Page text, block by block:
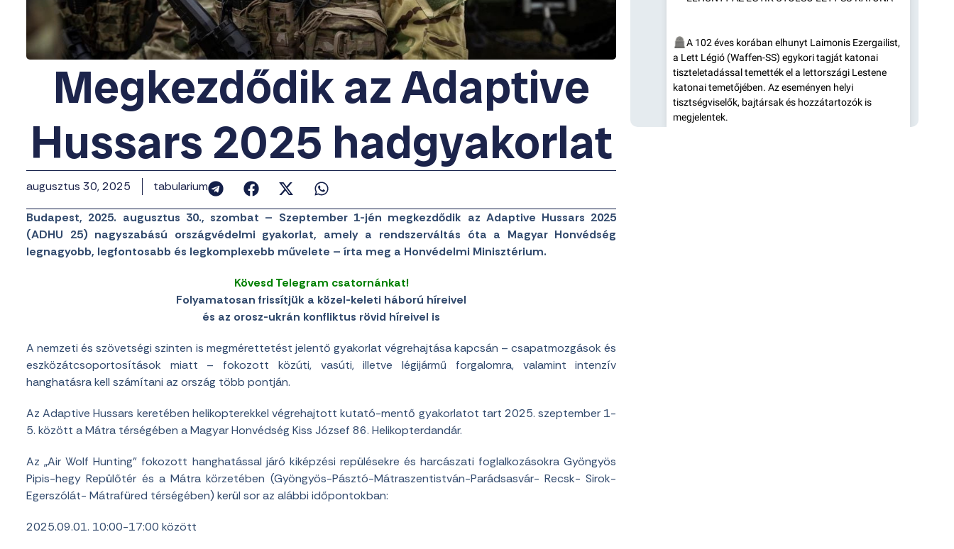
Megkezdődik az Adaptive
Hussars 2025 hadgyakorlat
augusztus 30, 2025 tabularium
Budapest, 2025. augusztus 30., szombat – Szeptember 1-jén megkezdődik az Adaptive Hussars 2025
(ADHU 25) nagyszabású országvédelmi gyakorlat, amely a rendszerváltás óta a Magyar Honvédség
legnagyobb, legfontosabb és legkomplexebb művelete – írta meg a Honvédelmi Minisztérium.
Kövesd Telegram csatornánkat!
Folyamatosan frissítjük a közel-keleti háború híreivel
és az orosz-ukrán konfliktus rövid híreivel is
A nemzeti és szövetségi szinten is megmérettetést jelentő gyakorlat végrehajtása kapcsán – csapatmozgások és
eszközátcsoportosítások miatt – fokozott közúti, vasúti, illetve légijármű forgalomra, valamint intenzív
hanghatásra kell számítani az ország több pontján.
Az Adaptive Hussars keretében helikopterekkel végrehajtott kutató-mentő gyakorlatot tart 2025. szeptember 1-
5. között a Mátra térségében a Magyar Honvédség Kiss József 86. Helikopterdandár.
Az „Air Wolf Hunting” fokozott hanghatással járó kiképzési repülésekre és harcászati foglalkozásokra Gyöngyös
Pipis-hegy Repülőtér és a Mátra körzetében (Gyöngyös-Pásztó-Mátraszentistván-Parádsasvár- Recsk- Sirok-
Egerszólát- Mátrafüred térségében) kerül sor az alábbi időpontokban:
2025.09.01. 10:00-17:00 között